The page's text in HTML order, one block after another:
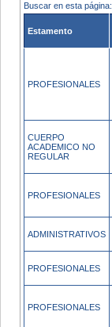
Buscar en esta página:
Estamento
PROFESIONALES
CUERPO
ACADEMICO NO
REGULAR
PROFESIONALES
ADMINISTRATIVOS
PROFESIONALES
PROFESIONALES